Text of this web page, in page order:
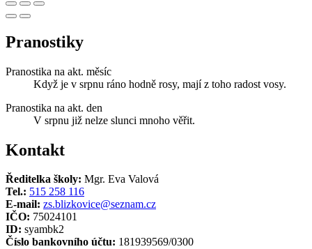
Pranostiky
Pranostika na akt. měsíc
Když je v srpnu ráno hodně rosy, mají z toho radost vosy.
Pranostika na akt. den
V srpnu již nelze slunci mnoho věřit.
Kontakt
Ředitelka školy: Mgr. Eva Valová
Tel.: 515 258 116
E-mail: zs.blizkovice@seznam.cz
IČO: 75024101
ID: syambk2
Číslo bankovního účtu: 181939569/0300